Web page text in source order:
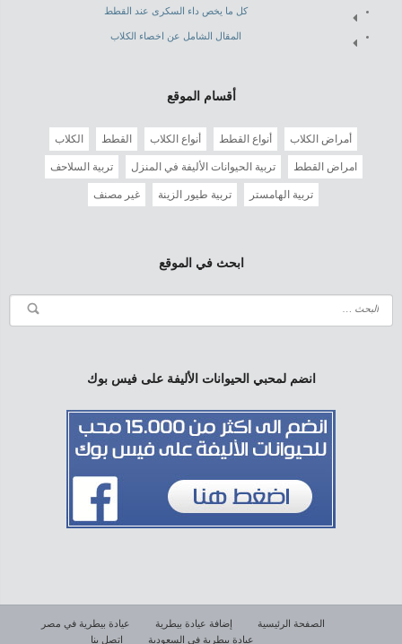
كل ما يخص داء السكرى عند القطط
المقال الشامل عن اخصاء الكلاب
أقسام الموقع
أمراض الكلاب أنواع القطط أنواع الكلاب القطط الكلاب
امراض القطط تربية الحيوانات الأليفة في المنزل تربية السلاحف
تربية الهامستر تربية طيور الزينة غير مصنف
ابحث في الموقع
انضم لمحبي الحيوانات الأليفة على فيس بوك
الصفحة الرئيسية إضافة عيادة بيطرية
عيادة بيطرية في مصر
عيادة بيطرية في السعودية
اتصل بنا